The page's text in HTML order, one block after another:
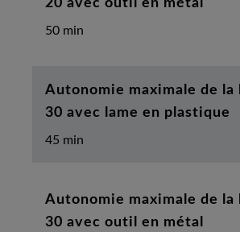
20 avec outil en métal
50 min
Autonomie maximale de
30 avec lame en plastique
45 min
Autonomie maximale de
30 avec outil en métal